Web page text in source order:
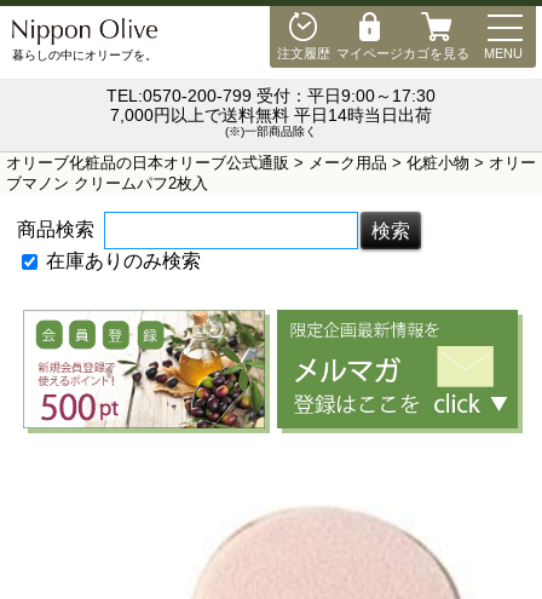
注文履歴 マイページカゴを見る MENU
暮らしの中にオリーブを。
TEL:0570-200-799 受付：平日9:00～17:30
7,000円以上で送料無料 平日14時当日出荷
(※)一部商品除く
オリーブ化粧品の日本オリーブ公式通販 > メーク用品 > 化粧小物 > オリー
ブマノン クリームパフ2枚入
商品検索
在庫ありのみ検索